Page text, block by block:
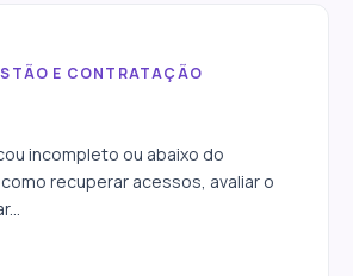
não entregou
fazer
E CONTRATAÇÃO
incompleto ou abaixo do
recuperar acessos, avaliar o